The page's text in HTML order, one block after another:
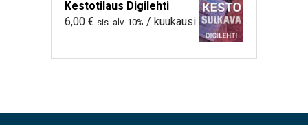
Kestotilaus Digilehti
6,00 € sis. alv. 10% / kuukausi